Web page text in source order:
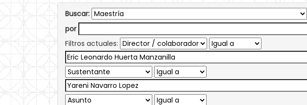
Buscar:
por
Filtros actuales: